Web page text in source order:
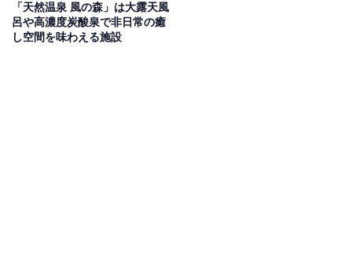
っくりリフレッシュできます。
「天然温泉 風の森」は大露天風
呂や高濃度炭酸泉で非日常の癒
し空間を味わえる施設